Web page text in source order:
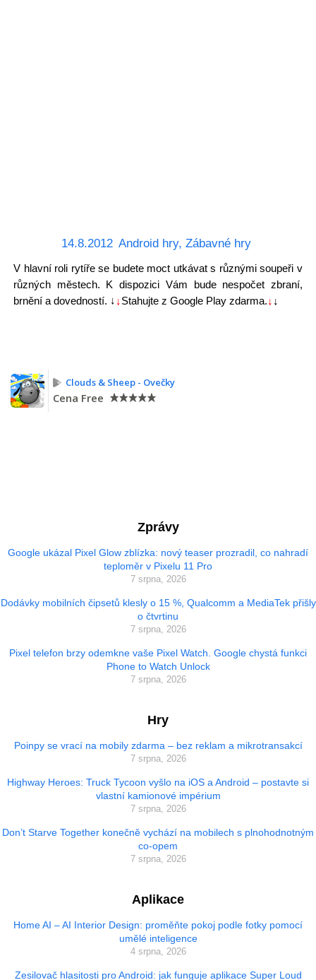
14.8.2012 Android hry, Zábavné hry
V hlavní roli rytíře se budete moct utkávat s různými soupeři v
různých městech. K dispozici Vám bude nespočet zbraní,
brnění a dovedností. ↓ ↓Stahujte z Google Play zdarma.↓ ↓
Clouds & Sheep - Ovečky
Cena Free
Zprávy
Google ukázal Pixel Glow zblízka: nový teaser prozradil, co nahradí
teploměr v Pixelu 11 Pro
7 srpna, 2026
Dodávky mobilních čipsetů klesly o 15 %, Qualcomm a MediaTek přišly
o čtvrtinu
7 srpna, 2026
Pixel telefon brzy odemkne vaše Pixel Watch. Google chystá funkci
Phone to Watch Unlock
7 srpna, 2026
Hry
Poinpy se vrací na mobily zdarma – bez reklam a mikrotransakcí
7 srpna, 2026
Highway Heroes: Truck Tycoon vyšlo na iOS a Android – postavte si
vlastní kamionové impérium
7 srpna, 2026
Don’t Starve Together konečně vychází na mobilech s plnohodnotným
co-opem
7 srpna, 2026
Aplikace
Home AI – AI Interior Design: proměňte pokoj podle fotky pomocí
umělé inteligence
4 srpna, 2026
Zesilovač hlasitosti pro Android: jak funguje aplikace Super Loud